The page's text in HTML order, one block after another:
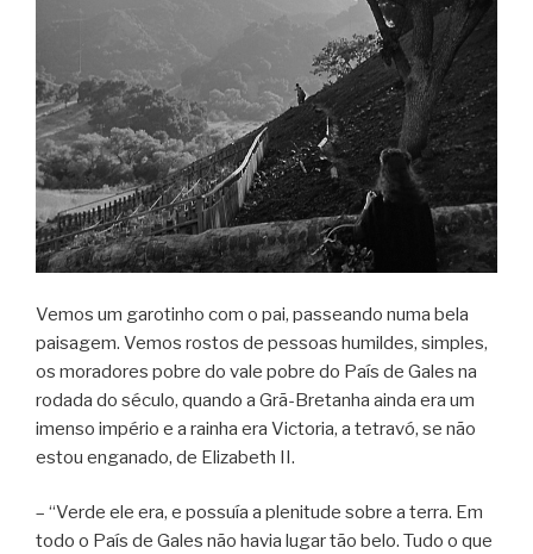
Vemos um garotinho com o pai, passeando numa bela
paisagem. Vemos rostos de pessoas humildes, simples,
os moradores pobre do vale pobre do País de Gales na
rodada do século, quando a Grã-Bretanha ainda era um
imenso império e a rainha era Victoria, a tetravó, se não
estou enganado, de Elizabeth II.
– “Verde ele era, e possuía a plenitude sobre a terra. Em
todo o País de Gales não havia lugar tão belo. Tudo o que